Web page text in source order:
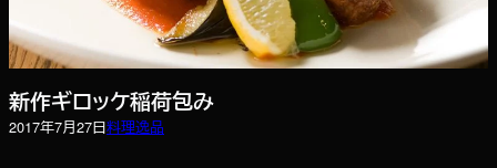
新作ギロッケ稲荷包み
2017年7月27日料理逸品